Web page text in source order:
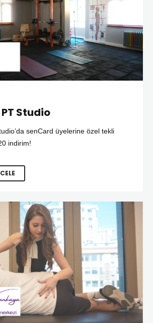
Studio
senCard üyelerine özel tekli
indirim!